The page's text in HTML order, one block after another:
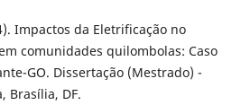
Impactos da Eletrificação no
comunidades quilombolas: Caso
GO. Dissertação (Mestrado) -
Brasília, DF.